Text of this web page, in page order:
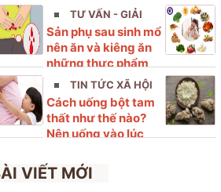
TƯ VẤN - GIẢI
ĐÁP
Sản phụ sau sinh mổ
nên ăn và kiêng ăn
những thực phẩm
nào?TIN TỨC XÃ HỘI
Cách uống bột tam
thất như thế nào?
Nên uống vào lúc
VIẾT MỚI